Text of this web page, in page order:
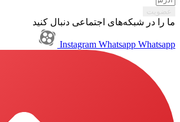
اجتماعی دنبال کنید
Instagram Whatsapp